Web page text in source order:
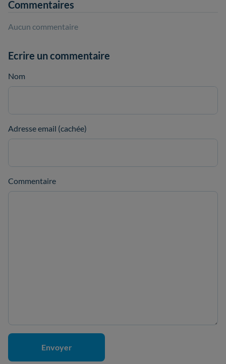
Commentaires
Aucun commentaire
Ecrire un commentaire
Nom
Adresse email (cachée)
Commentaire